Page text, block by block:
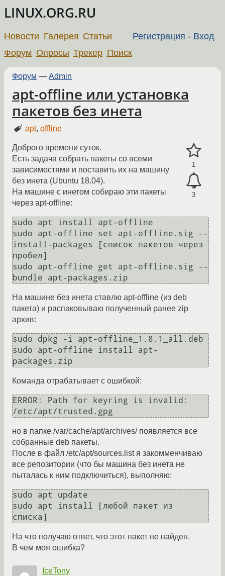
LINUX.ORG.RU
Регистрация - Вход
Новости Галерея Статьи
Форум Опросы Трекер Поиск
Форум — Admin
apt-offline или установка
пакетов без инета
apt,offline
1
3
Доброго времени суток.
Есть задача собрать пакеты со всеми
зависимостями и поставить их на машину
без инета (Ubuntu 18.04).
На машине с инетом собираю эти пакеты
через apt-offline:
sudo apt install apt-offline
sudo apt-offline set apt-offline.sig --
install-packages [список пакетов через
пробел]
sudo apt-offline get apt-offline.sig --
На машине без инета ставлю apt-offline (из deb
пакета) и распаковываю полученный ранее zip
архив:
sudo dpkg -i apt-offline_1.8.1_all.deb
sudo apt-offline install apt-
Команда отрабатывает с ошибкой:
ERROR: Path for keyring is invalid:
но в папке /var/cache/apt/archives/ появляется все
собранные deb пакеты.
После в файл /etc/apt/sources.list я закомменчиваю
все репозитории (что бы машина без инета не
пыталась к ним подключиться), выполняю:
sudo apt update
sudo apt install [любой пакет из
На что получаю ответ, что этот пакет не найден.
В чем моя ошибка?
IceTony